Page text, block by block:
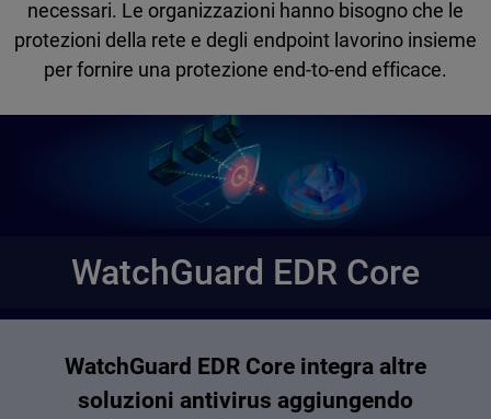
necessari. Le organizzazioni hanno bisogno che le
protezioni della rete e degli endpoint lavorino insieme
per fornire una protezione end-to-end efficace.
WatchGuard EDR Core
WatchGuard EDR Core integra altre
soluzioni antivirus aggiungendo